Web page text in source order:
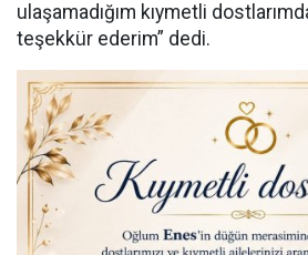
ulaşamadığım kıymetli
teşekkür ederim” dedi.